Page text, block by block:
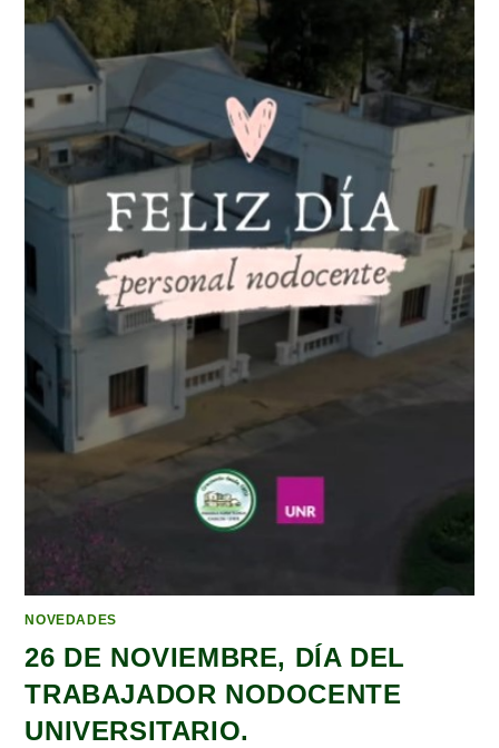
NOVEDADES
26 DE NOVIEMBRE, DÍA DEL
TRABAJADOR NODOCENTE
UNIVERSITARIO.